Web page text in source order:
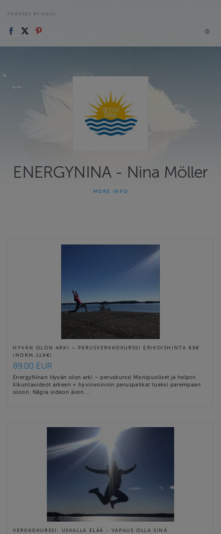
POWERED BY HOLVI
ENERGYNINA - Nina Möller
Elämänenergian kuuluu virrata
mieli ja arki tukevat toisiaan, hyvinvointi vahvistuu luonnollisesti.
Contact email
MORE INFO
HYVÄN OLON ARKI – PERUSVERKKOKURSSI ERIKOISHINTA 89€
(NORM.119€)
89.00 EUR
EnergyNinan Hyvän olon arki – peruskurssi Monipuoliset ja helpot
liikuntavideot arkeen + hyvinvoinnin peruspalikat tueksi parempaan
oloon. Några videon även …
VERKKOKURSSI: USKALLA ELÄÄ - VAPAUS OLLA SINÄ